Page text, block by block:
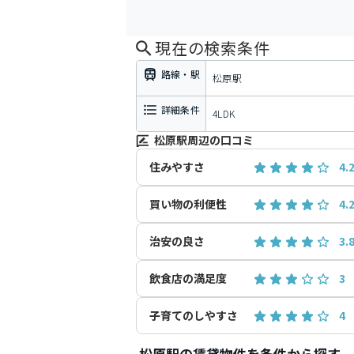
現在の検索条件
路線・駅 松原駅
詳細条件 4LDK
松原駅周辺の口コミ
住みやすさ
4.2
買い物の利便性 4.2
治安の良さ 3.8
飲食店の満足度 3
子育てのしやすさ 4